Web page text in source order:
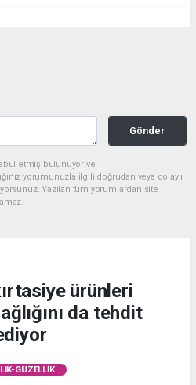
Gönder
etmiş bulunuyor ve
yorumunuzla ilgili doğrudan veya dolaylı
Yazılan tüm yorumlardan site
ürünleri
da tehdit
GÜZELLIK